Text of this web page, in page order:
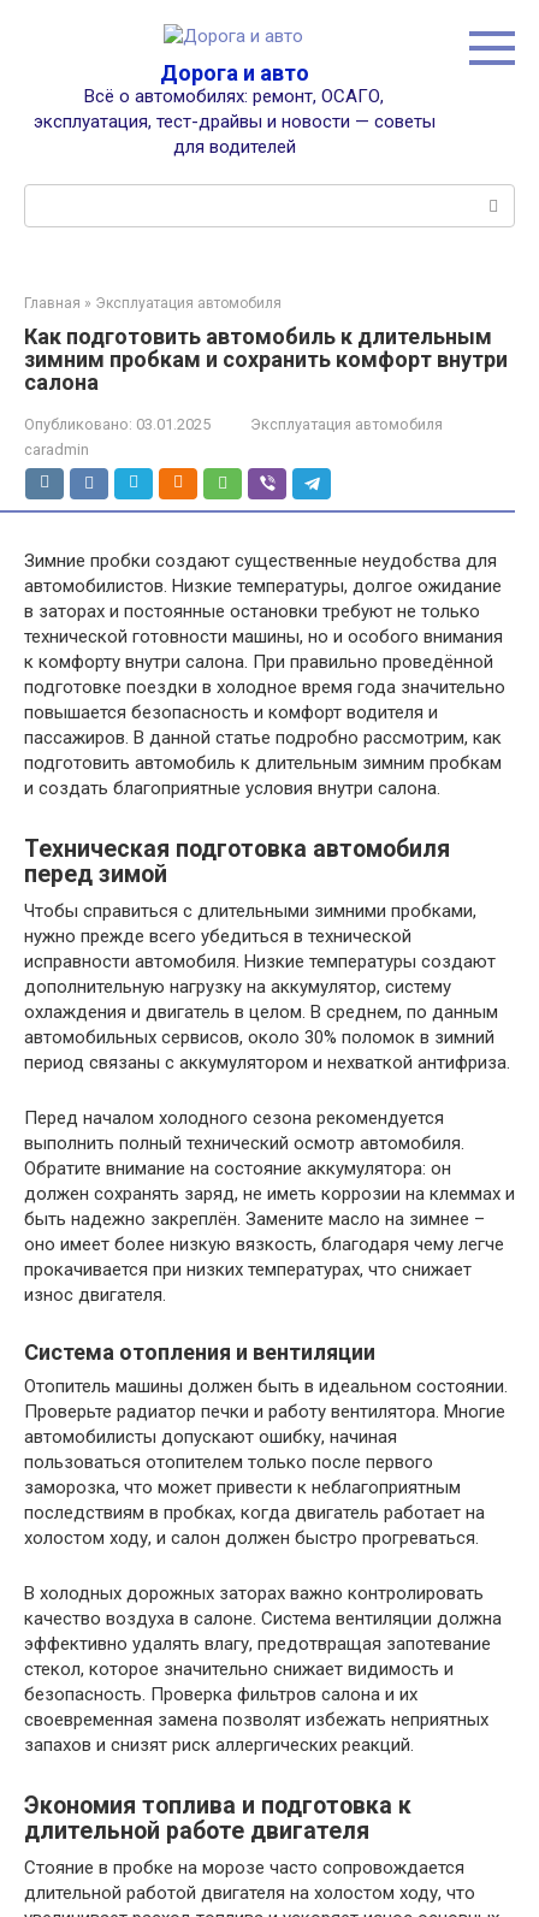
Дорога и авто
Всё о автомобилях: ремонт, ОСАГО,
эксплуатация, тест-драйвы и новости — советы
для водителей
Главная » Эксплуатация автомобиля
Как подготовить автомобиль к длительным
зимним пробкам и сохранить комфорт внутри
салона
Опубликовано: 03.01.2025
Эксплуатация автомобиля
caradmin
Зимние пробки создают существенные неудобства для
автомобилистов. Низкие температуры, долгое ожидание
в заторах и постоянные остановки требуют не только
технической готовности машины, но и особого внимания
к комфорту внутри салона. При правильно проведённой
подготовке поездки в холодное время года значительно
повышается безопасность и комфорт водителя и
пассажиров. В данной статье подробно рассмотрим, как
подготовить автомобиль к длительным зимним пробкам
и создать благоприятные условия внутри салона.
Техническая подготовка автомобиля
перед зимой
Чтобы справиться с длительными зимними пробками,
нужно прежде всего убедиться в технической
исправности автомобиля. Низкие температуры создают
дополнительную нагрузку на аккумулятор, систему
охлаждения и двигатель в целом. В среднем, по данным
автомобильных сервисов, около 30% поломок в зимний
период связаны с аккумулятором и нехваткой антифриза.
Перед началом холодного сезона рекомендуется
выполнить полный технический осмотр автомобиля.
Обратите внимание на состояние аккумулятора: он
должен сохранять заряд, не иметь коррозии на клеммах и
быть надежно закреплён. Замените масло на зимнее –
оно имеет более низкую вязкость, благодаря чему легче
прокачивается при низких температурах, что снижает
износ двигателя.
Система отопления и вентиляции
Отопитель машины должен быть в идеальном состоянии.
Проверьте радиатор печки и работу вентилятора. Многие
автомобилисты допускают ошибку, начиная
пользоваться отопителем только после первого
заморозка, что может привести к неблагоприятным
последствиям в пробках, когда двигатель работает на
холостом ходу, и салон должен быстро прогреваться.
В холодных дорожных заторах важно контролировать
качество воздуха в салоне. Система вентиляции должна
эффективно удалять влагу, предотвращая запотевание
стекол, которое значительно снижает видимость и
безопасность. Проверка фильтров салона и их
своевременная замена позволят избежать неприятных
запахов и снизят риск аллергических реакций.
Экономия топлива и подготовка к
длительной работе двигателя
Стояние в пробке на морозе часто сопровождается
длительной работой двигателя на холостом ходу, что